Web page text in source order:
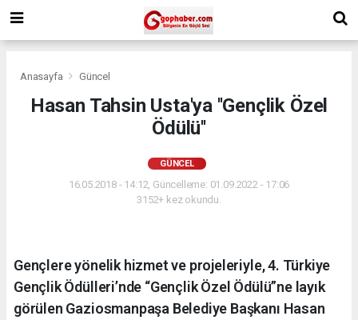
Anasayfa Güncel
Hasan Tahsin Usta'ya ''Gençlik Özel
Ödülü''
GÜNCEL
16.05.2018 - 14:12, Güncelleme: 01.09.2022 - 17:06
3152+ kez okundu.
Gençlere yönelik hizmet ve projeleriyle, 4. Türkiye
Gençlik Ödülleri’nde “Gençlik Özel Ödülü”ne layık
görülen Gaziosmanpaşa Belediye Başkanı Hasan